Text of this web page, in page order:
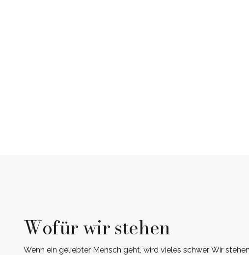
Wofür wir stehen
Wenn ein geliebter Mensch geht, wird vieles schwer. Wir